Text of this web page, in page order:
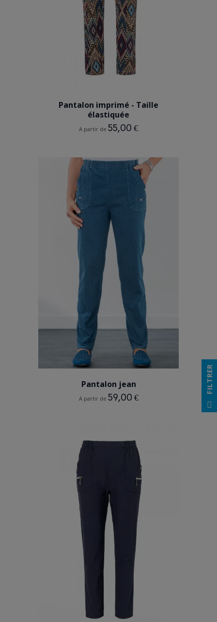
Pantalon imprimé - Taille
élastiquée
A partir de 55,00 €
Pantalon jean
A partir de 59,00 €
FILTRER